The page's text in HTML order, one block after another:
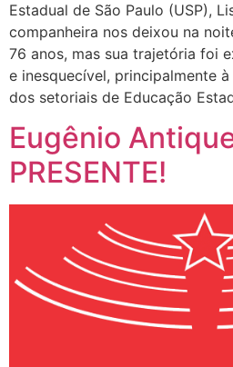
Estadual de São Paulo (USP),
companheira nos deixou na
76 anos, mas sua trajetória foi
e inesquecível, principalmente
dos setoriais de Educação
Eugênio
PRESENTE!